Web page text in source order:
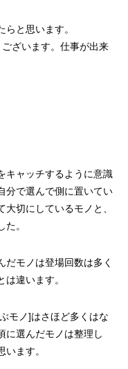
と思います。
ざいます。仕事が出来
キャッチするように意識
分で選んで側に置いてい
切にしているモノと、
。
モノは登場回数は多く
違います。
モノ]はさほど多くはな
に選んだモノは整理し
ます。